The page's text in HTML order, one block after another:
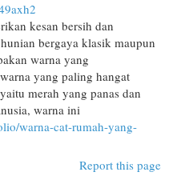
kesan bersih dan
bergaya klasik maupun
warna yang
yang paling hangat
merah yang panas dan
warna ini
warna-cat-rumah-yang-
Report this page